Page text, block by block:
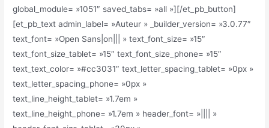
global_module= »1051″ saved_tabs= »all »][/et_pb_button]
[et_pb_text admin_label= »Auteur » _builder_version= »3.0.77″
text_font= »Open Sans|on||| » text_font_size= »15″
text_font_size_tablet= »15″ text_font_size_phone= »15″
text_text_color= »#cc3031″ text_letter_spacing_tablet= »0px »
text_letter_spacing_phone= »0px »
text_line_height_tablet= »1.7em »
text_line_height_phone= »1.7em » header_font= »|||| »